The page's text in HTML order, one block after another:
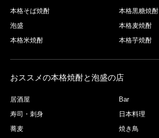
本格そば焼酎
本格黒糖焼酎
泡盛
本格麦焼酎
本格米焼酎
本格芋焼酎
おススメの本格焼酎と泡盛の店
居酒屋
Bar
寿司・刺身
日本料理
蕎麦
焼き鳥